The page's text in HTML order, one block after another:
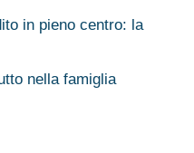
in pieno centro: la
nella famiglia